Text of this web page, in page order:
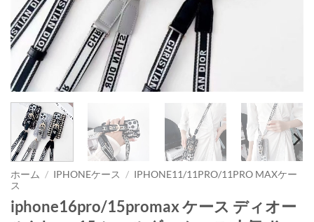
ホーム / IPHONEケース / IPHONE11/11PRO/11PRO MAXケー
ス
iphone16pro/15promax ケース ディオー